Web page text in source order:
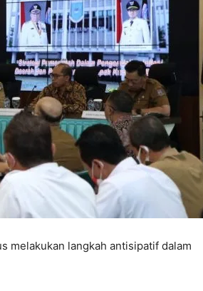
melakukan langkah antisipatif dalam